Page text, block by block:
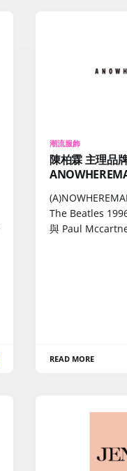
潮流服飾
陳柏霖 主理品
The Beatles
與 Paul
READ MORE